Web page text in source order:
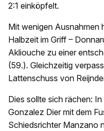
2:1 einköpfelt.
Mit wenigen Ausnahmen
Halbzeit im Griff –
Akliouche zu einer
(59.). Gleichzeitig
Lattenschuss von
Dies sollte sich rächen:
Gonzalez Dier mit dem
Schiedsrichter Manzano